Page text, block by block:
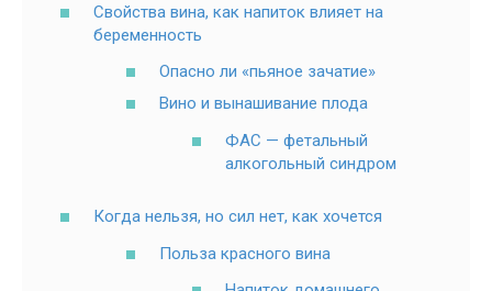
Свойства вина, как напиток влияет на
беременность
Опасно ли «пьяное зачатие»
Вино и вынашивание плода
ФАС — фетальный
алкогольный синдром
Когда нельзя, но сил нет, как хочется
Польза красного вина